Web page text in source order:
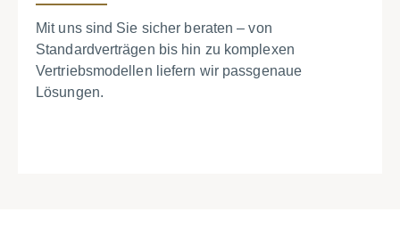
Mit uns sind Sie sicher beraten – von
Standardverträgen bis hin zu komplexen
Vertriebsmodellen liefern wir passgenaue
Lösungen.